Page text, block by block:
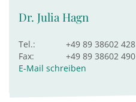
Dr. Julia Hagn
Tel.:
+49 89 38602 428
Fax:
+49 89 38602 490
E-Mail schreiben